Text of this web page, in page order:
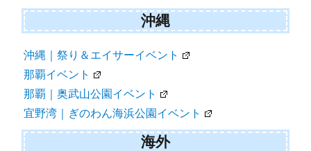
沖縄
沖縄｜祭り＆エイサーイベント
那覇イベント
那覇｜奥武山公園イベント
宜野湾｜ぎのわん海浜公園イベント
海外